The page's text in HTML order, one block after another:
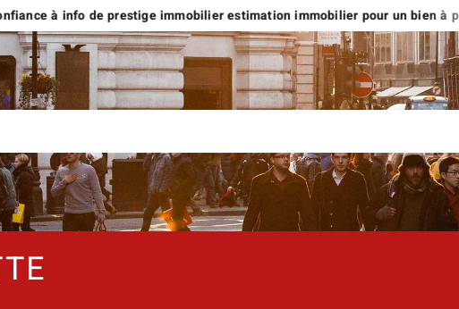
à info de prestige immobilier estimation immobilier pour un bien à plus